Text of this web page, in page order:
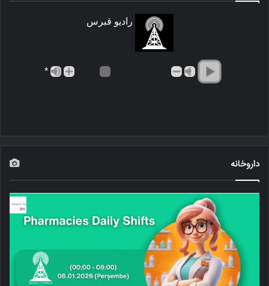
رادیو قبرس
*
داروخانه